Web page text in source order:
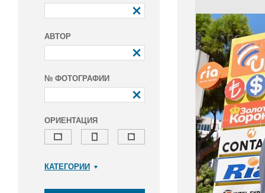
АВТОР
№ ФОТОГРАФИИ
ОРИЕНТАЦИЯ
КАТЕГОРИИ